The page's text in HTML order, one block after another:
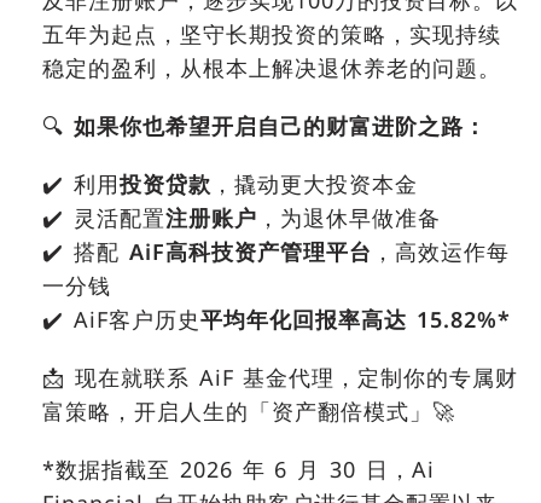
五年为起点，坚守长期投资的策略，实现持续
稳定的盈利，从根本上解决退休养老的问题。
🔍 如果你也希望开启自己的财富进阶之路：
✔️ 利用投资贷款 ，撬动更大投资本金
✔️ 灵活配置注册账户 ，为退休早做准备
✔️ 搭配 AiF高科技资产管理平台 ，高效运作每
一分钱
✔️ AiF客户历史平均年化回报率高达 15.82%*
📩 现在就联系 AiF 基金代理，定制你的专属财
富策略，开启人生的「资产翻倍模式」🚀
*数据指截至 2026 年 6 月 30 日，Ai